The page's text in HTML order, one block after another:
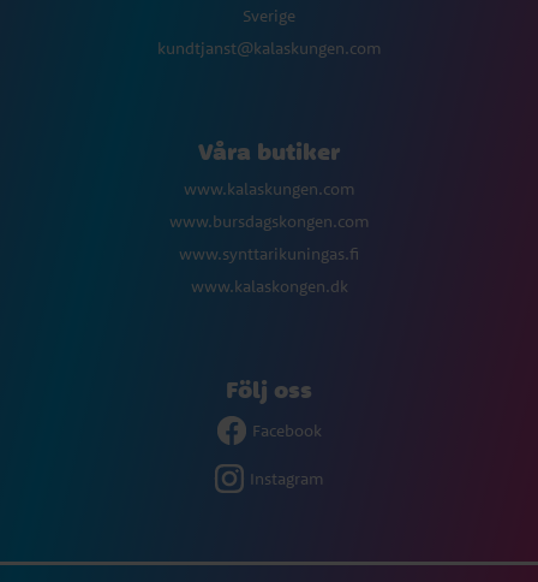
Sverige
kundtjanst@kalaskungen.com
Våra butiker
www.kalaskungen.com
www.bursdagskongen.com
www.synttarikuningas.fi
www.kalaskongen.dk
Följ oss
Facebook
Instagram